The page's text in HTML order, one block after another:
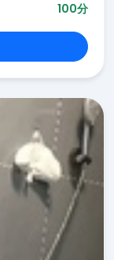
100分